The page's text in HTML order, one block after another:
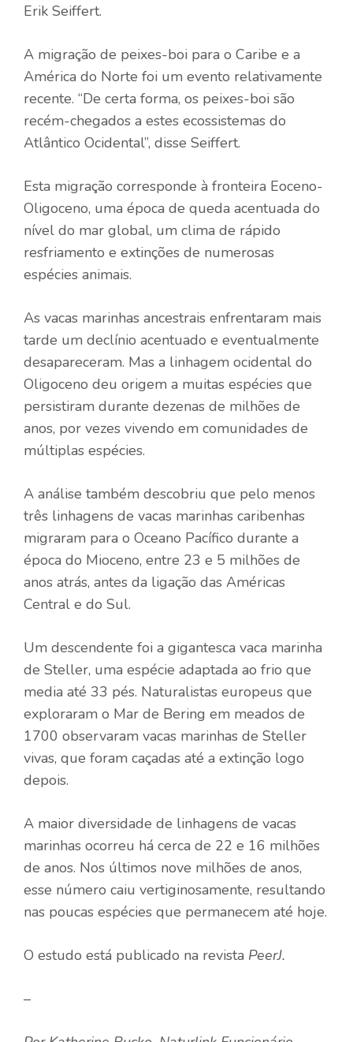
Erik Seiffert.
A migração de peixes-boi para o Caribe e a
América do Norte foi um evento relativamente
recente. “De certa forma, os peixes-boi são
recém-chegados a estes ecossistemas do
Atlântico Ocidental”, disse Seiffert.
Esta migração corresponde à fronteira Eoceno-
Oligoceno, uma época de queda acentuada do
nível do mar global, um clima de rápido
resfriamento e extinções de numerosas
espécies animais.
As vacas marinhas ancestrais enfrentaram mais
tarde um declínio acentuado e eventualmente
desapareceram. Mas a linhagem ocidental do
Oligoceno deu origem a muitas espécies que
persistiram durante dezenas de milhões de
anos, por vezes vivendo em comunidades de
múltiplas espécies.
A análise também descobriu que pelo menos
três linhagens de vacas marinhas caribenhas
migraram para o Oceano Pacífico durante a
época do Mioceno, entre 23 e 5 milhões de
anos atrás, antes da ligação das Américas
Central e do Sul.
Um descendente foi a gigantesca vaca marinha
de Steller, uma espécie adaptada ao frio que
media até 33 pés. Naturalistas europeus que
exploraram o Mar de Bering em meados de
1700 observaram vacas marinhas de Steller
vivas, que foram caçadas até a extinção logo
depois.
A maior diversidade de linhagens de vacas
marinhas ocorreu há cerca de 22 e 16 milhões
de anos. Nos últimos nove milhões de anos,
esse número caiu vertiginosamente, resultando
nas poucas espécies que permanecem até hoje.
O estudo está publicado na revista PeerJ.
–